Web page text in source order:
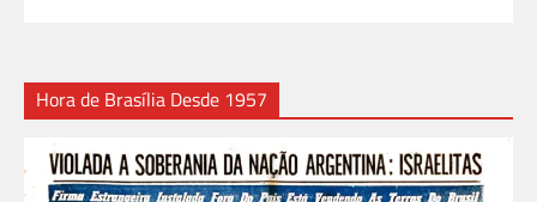
Hora de Brasília Desde 1957